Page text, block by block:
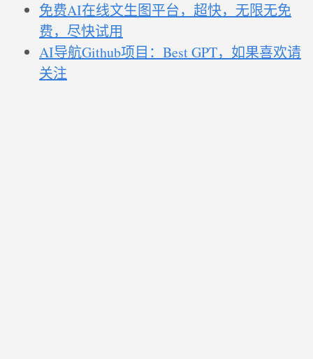
免费AI在线文生图平台，超快，无限无免
费，尽快试用
AI导航Github项目：Best GPT，如果喜欢请
关注